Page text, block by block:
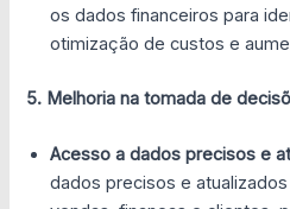
os dados financeiros para
otimização de custos e
5. Melhoria na tomada de
Acesso a dados precisos e
dados precisos e